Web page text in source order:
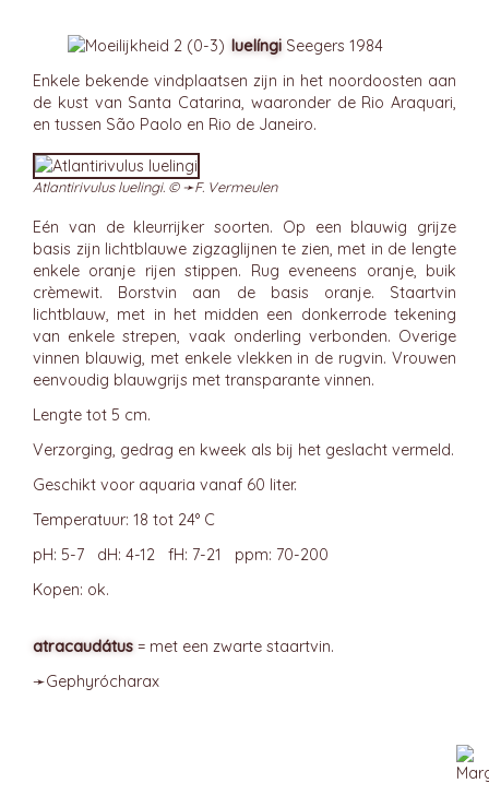
luelíngi Seegers 1984
Enkele bekende vindplaatsen zijn in het noordoosten aan
de kust van Santa Catarina, waaronder de Rio Araquari,
en tussen São Paolo en Rio de Janeiro.
Atlantirivulus luelingi. © ➛F. Vermeulen
Eén van de kleurrijker soorten. Op een blauwig grijze
basis zijn lichtblauwe zigzaglijnen te zien, met in de lengte
enkele oranje rijen stippen. Rug eveneens oranje, buik
crèmewit. Borstvin aan de basis oranje. Staartvin
lichtblauw, met in het midden een donkerrode tekening
van enkele strepen, vaak onderling verbonden. Overige
vinnen blauwig, met enkele vlekken in de rugvin. Vrouwen
eenvoudig blauwgrijs met transparante vinnen.
Lengte tot 5 cm.
Verzorging, gedrag en kweek als bij het geslacht vermeld.
Geschikt voor aquaria vanaf 60 liter.
Temperatuur: 18 tot 24° C
pH: 5-7 dH: 4-12 fH: 7-21 ppm: 70-200
Kopen: ok.
atracaudátus = met een zwarte staartvin.
➛Gephyrócharax